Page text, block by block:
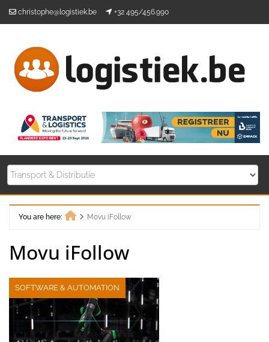
christophe@logistiek.be +32 495/456.990
You are here:
Movu iFollow
Movu iFollow
SOFTWARE & AUTOMATION